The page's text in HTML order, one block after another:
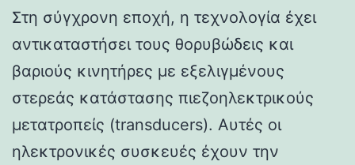
Στη σύγχρονη εποχή, η τεχνολογία έχει
αντικαταστήσει τους θορυβώδεις και
βαριούς κινητήρες με εξελιγμένους
στερεάς κατάστασης πιεζοηλεκτρικούς
μετατροπείς (transducers). Αυτές οι
ηλεκτρονικές συσκευές έχουν την